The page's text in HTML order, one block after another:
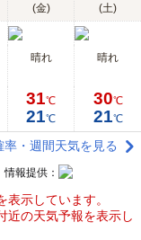
(金)
(土)
晴れ 晴れ
31℃
21℃
30℃
21℃
率・週間天気を見る
情報提供：
示しています。
近の天気予報を表示し